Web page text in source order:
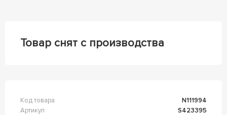
Товар снят с производства
Код товара
n111994
Артикул
s423395